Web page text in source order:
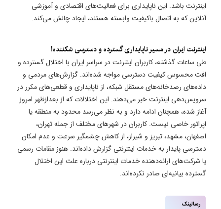
اینترنت باشد. این ناپایداری برای فعالیت‌های اقتصادی و آموزشی
آنلاین که به اتصال باکیفیت وابسته هستند، ایجاد چالش می‌کند.
اینترنت ایران در مسیر ناپایداری گسترده و دسترسی شکننده!
طی ساعات گذشته، کاربران اینترنت در سراسر ایران با اختلال گسترده و
افت محسوس کیفیت دسترسی مواجه شده‌اند. گزارش‌های مردمی و
داده‌های رصدخانه‌های مستقل شبکه، از ناپایداری و قطعی‌های مکرر در
سرویس‌دهی اینترنت خبر می‌دهند. این اختلالات که از بعدازظهر امروز
آغاز شده، همچنان ادامه دارد و به نظر می‌رسد محدود به منطقه یا
اپراتور خاصی نیست. کاربران در شهرهای مختلف از جمله تهران،
اصفهان، مشهد، تبریز و شیراز، از کاهش چشمگیر سرعت و عدم امکان
دسترسی پایدار به خدمات اینترنتی گزارش داده‌اند. هنوز مقامات رسمی
یا شرکت‌های ارائه‌دهنده خدمات اینترنتی درباره علت این اختلال
گسترده بیانیه‌ای صادر نکرده‌اند.
رسالینک